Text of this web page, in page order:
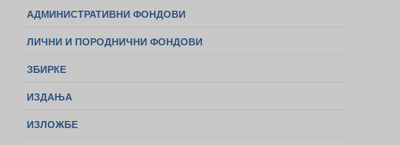
АДМИНИСТРАТИВНИ ФОНДОВИ
ЛИЧНИ И ПОРОДНИЧНИ ФОНДОВИ
ЗБИРКЕ
ИЗДАЊА
ИЗЛОЖБЕ